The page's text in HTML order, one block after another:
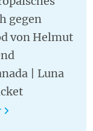
gegen
von Helmut
| Luna